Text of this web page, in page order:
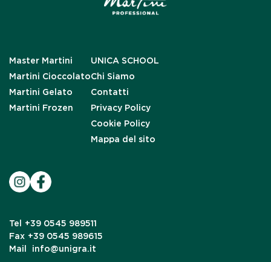
Master Martini
Martini Cioccolato
Martini Gelato
Martini Frozen
UNICA SCHOOL
Chi Siamo
Contatti
Privacy Policy
Cookie Policy
Mappa del sito
Tel
+39 0545 989511
Fax +39 0545 989615
Mail
info@unigra.it